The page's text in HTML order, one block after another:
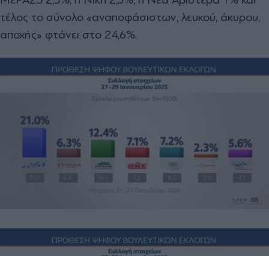
τέλος το σύνολο «αναποφάσιστων, λευκού, άκυρου,
αποχής» φτάνει στο 24,6%.